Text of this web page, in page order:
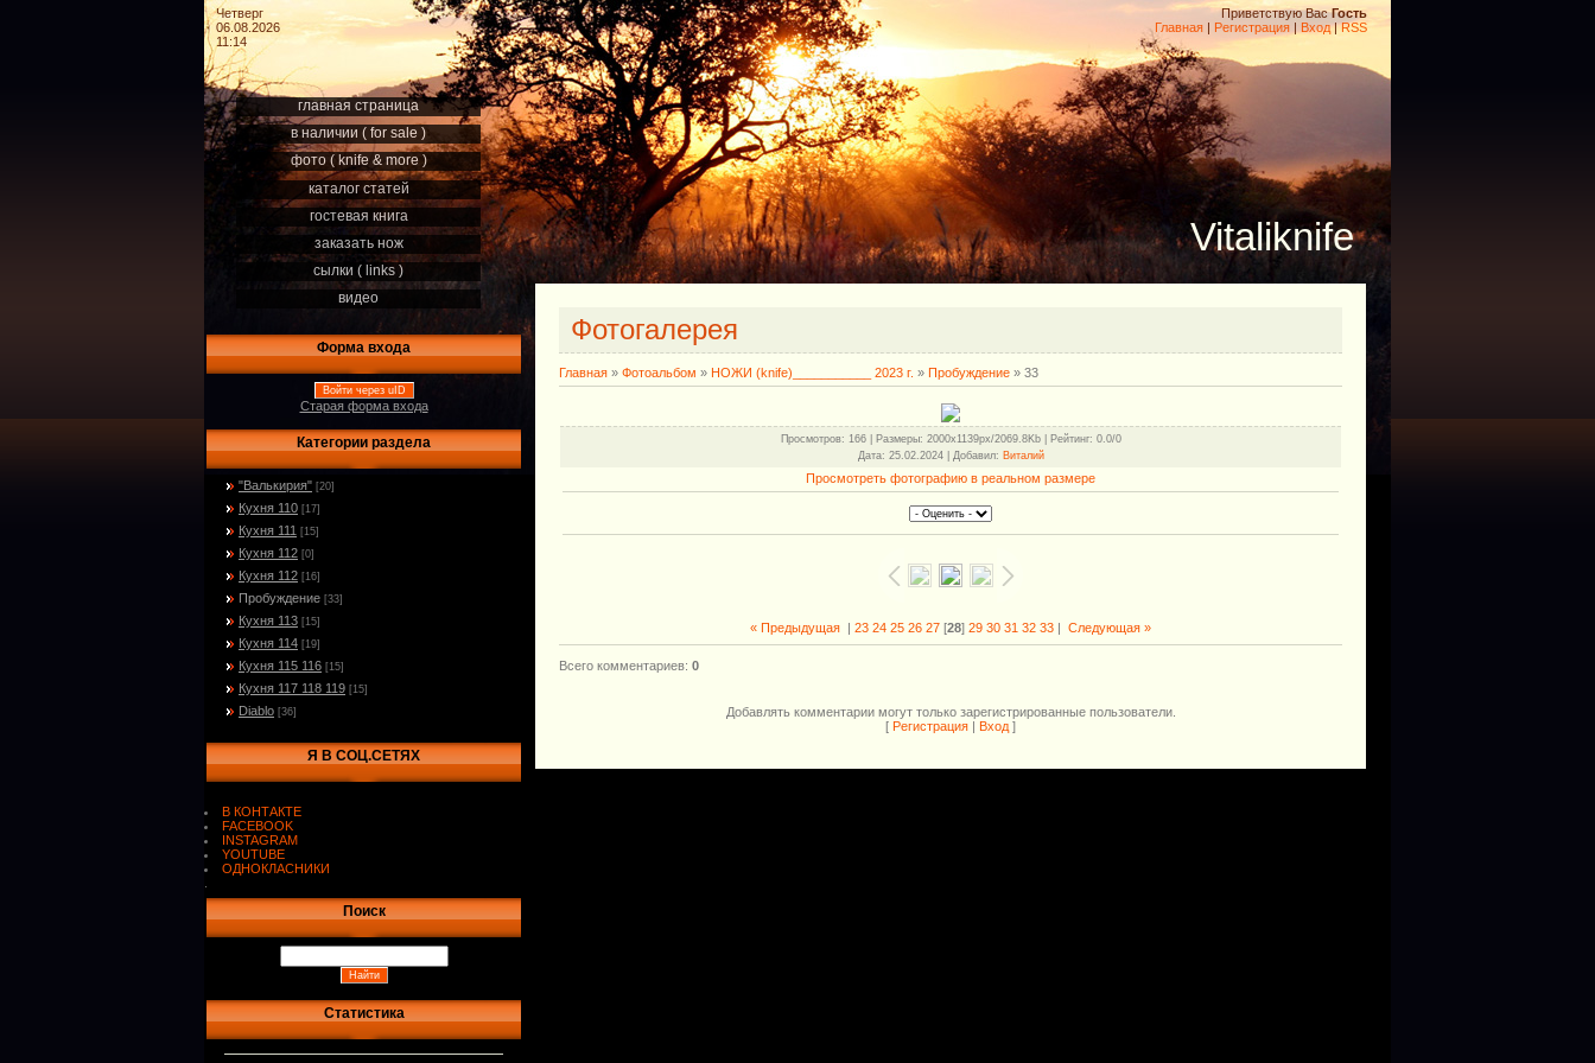
Четверг
06.08.2026
11:14
Приветствую Вас Гость
Главная | Регистрация | Вход|RSS
главная страница
в наличии ( for sale )
фото ( knife & more )
каталог статей
гостевая книга
заказать нож
сылки ( links )
видео
Форма входа
Войти через uID
Старая форма входа
Категории раздела
"Валькирия" [20]
Кухня 110 [17]
Кухня 111 [15]
Кухня 112 [0]
Кухня 112 [16]
Пробуждение [33]
Кухня 113 [15]
Кухня 114 [19]
Кухня 115 116 [15]
Кухня 117 118 119 [15]
Diablo [36]
Я В СОЦ.СЕТЯХ
В КОНТАКТЕ
FACEBOOK
INSTAGRAM
YOUTUBE
ОДНОКЛАСНИКИ
Поиск
Статистика
Vitaliknife
Фотогалерея
Главная » Фотоальбом » НОЖИ (knife)___________ 2023 г. » Пробуждение » 33
Просмотров: 166 | Размеры: 2000x1139px/2069.8Kb | Рейтинг: 0.0/0
Дата: 25.02.2024 | Добавил: Виталий
Просмотреть фотографию в реальном размере
« Предыдущая | 23 24 25 26 27 [28] 29 30 31 32 33 | Следующая »
Всего комментариев: 0
Добавлять комментарии могут только зарегистрированные пользователи.
[ Регистрация Вход ]